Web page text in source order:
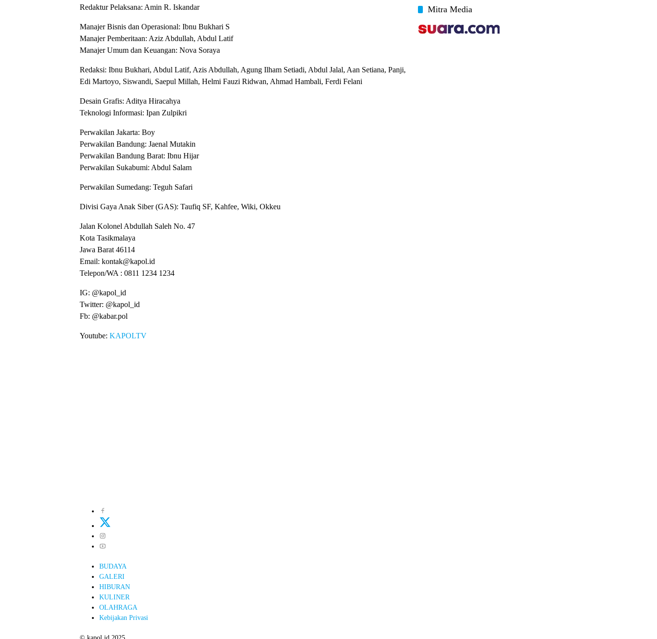
Redaktur Pelaksana: Amin R. Iskandar
Manajer Bisnis dan Operasional: Ibnu Bukhari S
Manajer Pemberitaan: Aziz Abdullah, Abdul Latif
Manajer Umum dan Keuangan: Nova Soraya
Redaksi: Ibnu Bukhari, Abdul Latif, Azis Abdullah, Agung Ilham Setiadi, Abdul Jalal, Aan Setiana, Panji,
Edi Martoyo, Siswandi, Saepul Millah, Helmi Fauzi Ridwan, Ahmad Hambali, Ferdi Felani
Desain Grafis: Aditya Hiracahya
Teknologi Informasi: Ipan Zulpikri
Perwakilan Jakarta: Boy
Perwakilan Bandung: Jaenal Mutakin
Perwakilan Bandung Barat: Ibnu Hijar
Perwakilan Sukabumi: Abdul Salam
Perwakilan Sumedang: Teguh Safari
Divisi Gaya Anak Siber (GAS): Taufiq SF, Kahfee, Wiki, Okkeu
Jalan Kolonel Abdullah Saleh No. 47
Kota Tasikmalaya
Jawa Barat 46114
Email: kontak@kapol.id
Telepon/WA : 0811 1234 1234
IG: @kapol_id
Twitter: @kapol_id
Fb: @kabar.pol
Youtube: KAPOLTV
Mitra Media
BUDAYA
GALERI
HIBURAN
KULINER
OLAHRAGA
Kebijakan Privasi